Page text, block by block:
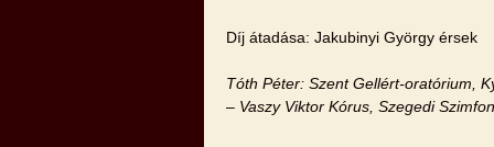
Díj átadása: Jakubinyi György érsek
Tóth Péter: Szent Gellért-oratórium,
– Vaszy Viktor Kórus, Szegedi